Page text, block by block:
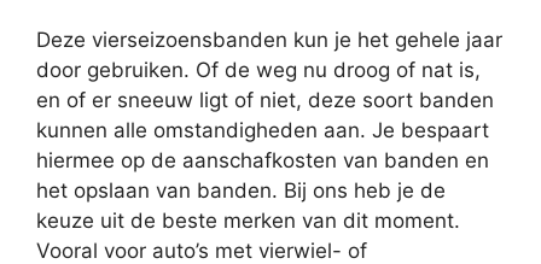
Deze vierseizoensbanden kun je het gehele jaar
door gebruiken. Of de weg nu droog of nat is,
en of er sneeuw ligt of niet, deze soort banden
kunnen alle omstandigheden aan. Je bespaart
hiermee op de aanschafkosten van banden en
het opslaan van banden. Bij ons heb je de
keuze uit de beste merken van dit moment.
Vooral voor auto’s met vierwiel- of